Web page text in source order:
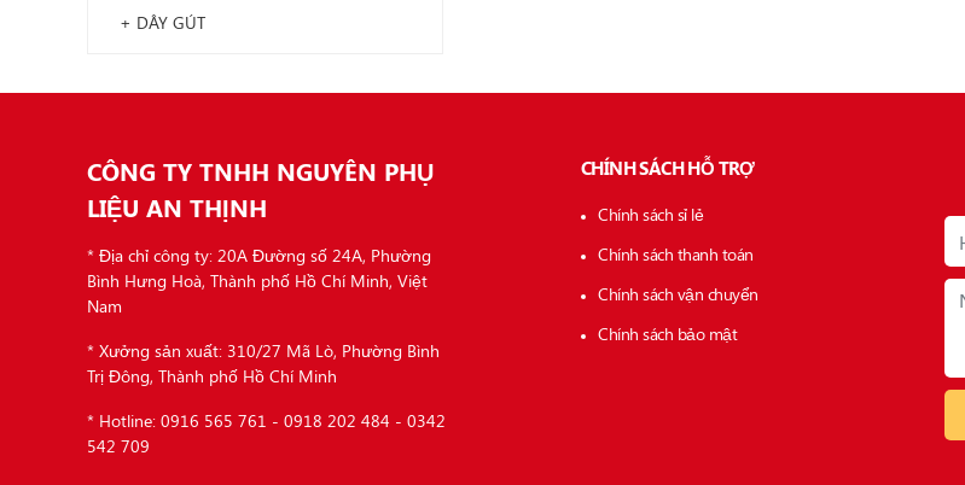
+ DÂY GÚT
CÔNG TY TNHH NGUYÊN PHỤ
LIỆU AN THỊNH
* Địa chỉ công ty: 20A Đường số 24A, Phường
Bình Hưng Hoà, Thành phố Hồ Chí Minh, Việt
Nam
* Xưởng sản xuất: 310/27 Mã Lò, Phường Bình
Trị Đông, Thành phố Hồ Chí Minh
* Hotline: 0916 565 761 - 0918 202 484 - 0342
542 709
CHÍNH SÁCH HỖ TRỢ
Chính sách sỉ lẻ
Chính sách thanh toán
Chính sách vận chuyển
Chính sách bảo mật